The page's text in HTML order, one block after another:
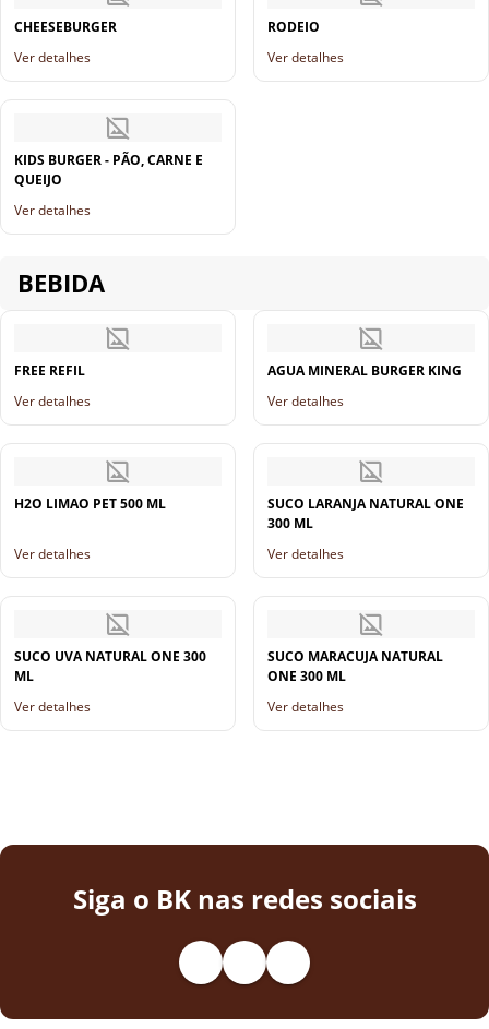
CHEESEBURGER
Ver detalhes
RODEIO
Ver detalhes
KIDS BURGER - PÃO, CARNE E
QUEIJO
Ver detalhes
BEBIDA
FREE REFIL
Ver detalhes
AGUA MINERAL BURGER KING
Ver detalhes
H2O LIMAO PET 500 ML
Ver detalhes
SUCO LARANJA NATURAL ONE
300 ML
Ver detalhes
SUCO UVA NATURAL ONE 300
ML
Ver detalhes
SUCO MARACUJA NATURAL
ONE 300 ML
Ver detalhes
Siga o BK nas redes sociais